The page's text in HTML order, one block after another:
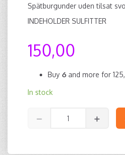
Spätburgunder uden tilsat
INDEHOLDER SULFITTER
150,00
Buy 6 and more for
In stock